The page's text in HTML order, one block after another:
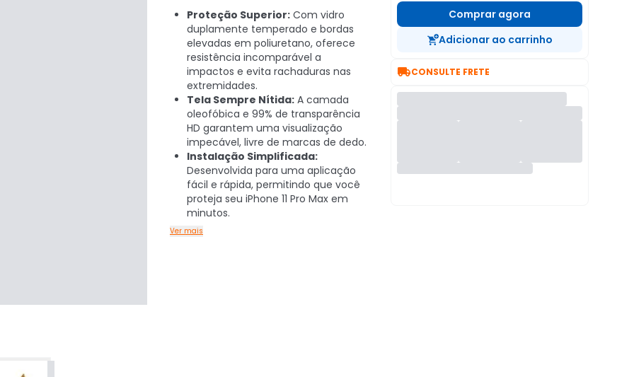
Proteção Superior: Com vidro
duplamente temperado e bordas
elevadas em poliuretano, oferece
resistência incomparável a
impactos e evita rachaduras nas
extremidades.
Tela Sempre Nítida: A camada
oleofóbica e 99% de transparência
HD garantem uma visualização
impecável, livre de marcas de dedo.
Instalação Simplificada:
Desenvolvida para uma aplicação
fácil e rápida, permitindo que você
proteja seu iPhone 11 Pro Max em
minutos.
Ver mais
Comprar agora
Adicionar ao carrinho
CONSULTE FRETE